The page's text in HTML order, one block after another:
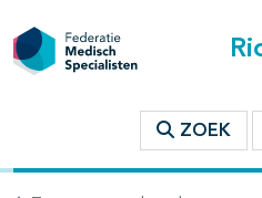
ZOEK
binnen deze richtlijn